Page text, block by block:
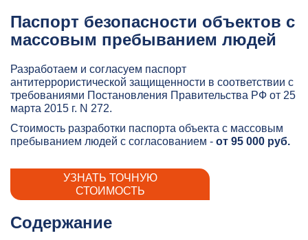
Паспорт безопасности объектов с
массовым пребыванием людей
Разработаем и согласуем паспорт
антитеррористической защищенности в соответствии с
требованиями Постановления Правительства РФ от 25
марта 2015 г. N 272.
Стоимость разработки паспорта объекта с массовым
пребыванием людей с согласованием - от 95 000 руб.
УЗНАТЬ ТОЧНУЮ
СТОИМОСТЬ
Содержание